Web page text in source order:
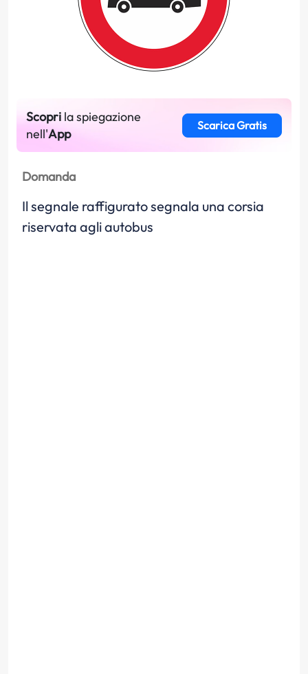
Scopri la spiegazione
nell'App
Scarica Gratis
Domanda
Il segnale raffigurato segnala una corsia
riservata agli autobus